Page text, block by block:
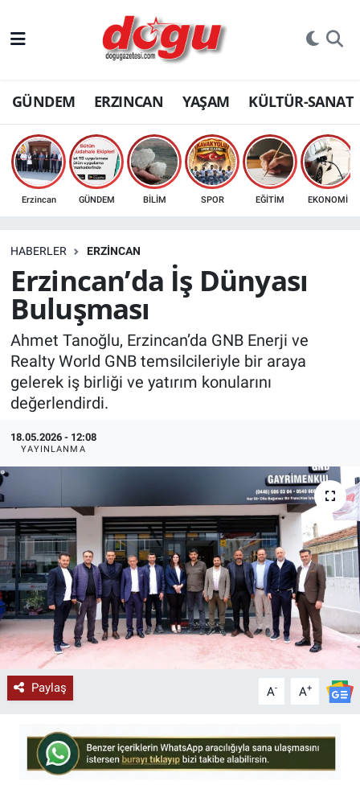
GÜNDEM ERZINCAN YAŞAM KÜLTÜR-SANAT
Erzincan GÜNDEM BİLİM SPOR EĞİTİM EKONOMİ
HABERLER ERZINCAN
Erzincan’da İş Dünyası
Buluşması
Ahmet Tanoğlu, Erzincan’da GNB Enerji ve
Realty World GNB temsilcileriyle bir araya
gelerek iş birliği ve yatırım konularını
değerlendirdi.
18.05.2026 - 12:08
YAYINLANMA
Paylaş A- A+
ERZINCAN
GÜNDEM
ERZİNCAN FOTOĞRAFLARI
SAĞLIK
EKONOMİ
Bilim, teknoloji
GENEL
KÜLTÜR-SANAT
Yerel Haber
Politika
SPOR
YAŞAM
RESMİ İLAN